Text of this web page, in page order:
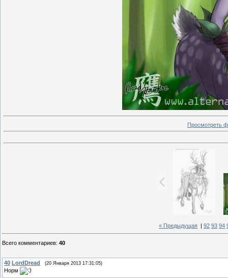
Просмотреть
« Предыдущая 92 93 94
Всего комментариев: 40
40 LordDread (20 Января 2013 17:31:05)
Норм